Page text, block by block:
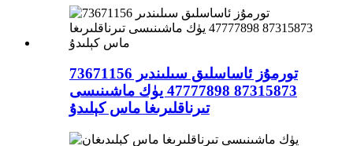
تورمۇز ئاساسلىق سىلىندىر 73671156
87315873 47777898 يۈك ماشىنىسى
تىرناقلىرىغا ماس كېلىدۇ